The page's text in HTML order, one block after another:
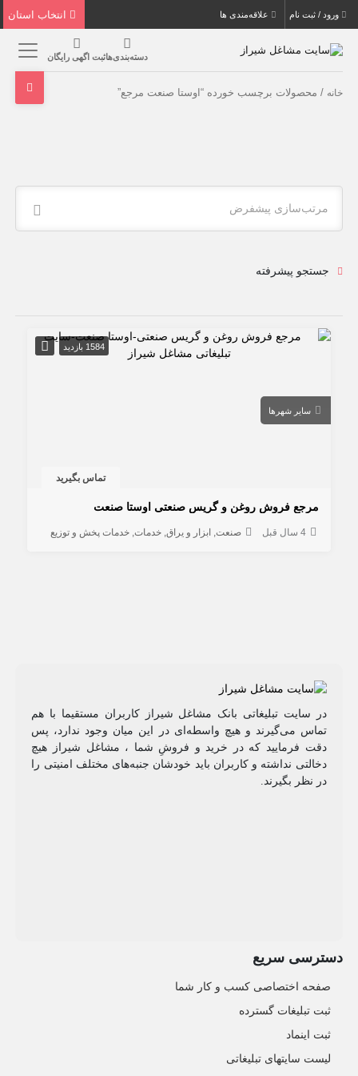
ورود / ثبت نام علاقه‌مندی ها
دسته‌بندی‌هاثبت اگهی رایگان
خانه / محصولات برچسب خورده “اوستا صنعت مرجع”
مرتب‌سازی پیشفرض
جستجو پیشرفته
1584 بازدید
سایر شهرها
تماس بگیرید
مرجع فروش روغن و گریس صنعتی اوستا صنعت
4 سال قبل صنعت ابزار و یراق خدمات خدمات پخش و توزیع
در سایت تبلیغاتی بانک مشاغل شیراز کاربران مستقیما با هم
تماس می‌گیرند و هیچ واسطه‌ای در این میان وجود ندارد، پس
دقت فرمایید که در خرید و فروشِ شما ، مشاغل شیراز هیچ
دخالتی نداشته و کاربران باید خودشان جنبه‌های مختلف امنیتی را
در نظر بگیرند.
دسترسی سریع
صفحه اختصاصی کسب و کار شما
ثبت تبلیغات گسترده
ثبت اینماد
لیست سایتهای تبلیغاتی